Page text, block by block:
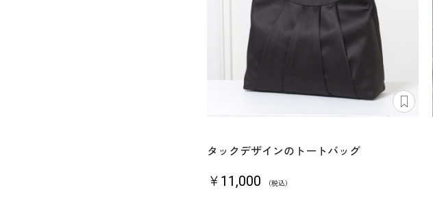
タックデザインのトートバッグ
￥11,000 （税込）